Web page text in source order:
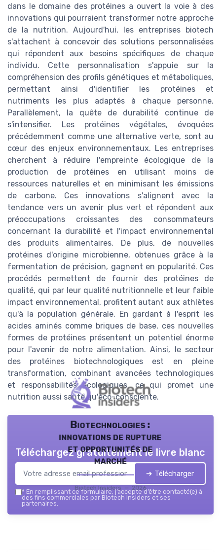
dans le domaine des protéines a ouvert la voie à des
innovations qui pourraient transformer notre approche
de la nutrition. Aujourd'hui, les entreprises biotech
s'attachent à concevoir des solutions personnalisées
qui répondent aux besoins spécifiques de chaque
individu. Cette personnalisation s'appuie sur la
compréhension des profils génétiques et métaboliques,
permettant ainsi d'identifier les protéines et
nutriments les plus adaptés à chaque personne.
Parallèlement, la quête de durabilité continue de
s'intensifier. Les protéines végétales, évoquées
précédemment comme une alternative verte, sont au
cœur des enjeux environnementaux. Les entreprises
cherchent à réduire l'empreinte écologique de la
production de protéines en utilisant moins de
ressources naturelles et en minimisant les émissions
de carbone. Ces innovations s'alignent avec la
tendance vers un avenir plus vert et répondent aux
préoccupations croissantes des consommateurs
concernant la durabilité et l'impact environnemental
des produits alimentaires. De plus, de nouvelles
protéines d'origine microbienne, obtenues grâce à la
fermentation de précision, gagnent en popularité. Ces
procédés permettent de fournir des protéines de
qualité, qui par leur qualité nutritionnelle et leur faible
impact environnemental, profitent autant aux athlètes
qu'à la population générale. En gardant à l'esprit les
acides aminés comme briques de base, ces nouvelles
formes de protéines présentent un potentiel énorme
pour l'avenir de notre alimentation. Ainsi, le secteur
des protéines biotechnologiques est en pleine
transformation, combinant avancées technologiques
et responsabilités écologiques, ce qui promet une
nutrition aussi santé qu'éco-consciente.
Biotechnologies :
innovations de rupture
et opportunités de
marché
Biotech Insiders — 2026
Téléchargez gratuitement le livre blanc
➔ Télécharger
* En remplissant ce formulaire, j’accepte d’être contacté(e) à
des fins commerciales par Biotech Insiders et ses
partenaires.